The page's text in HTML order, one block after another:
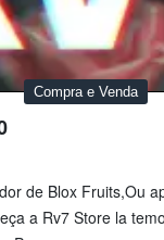
Compra e Venda
de Blox Fruits,Ou
a Rv7 Store la